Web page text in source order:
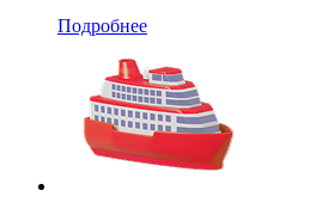
Подробнее